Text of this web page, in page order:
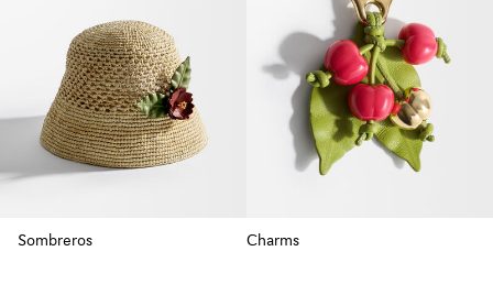
Sombreros Charms